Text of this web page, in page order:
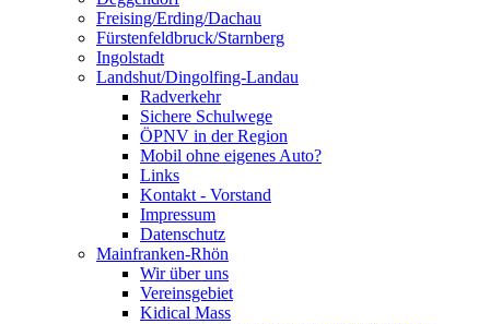
Freising/Erding/Dachau
Fürstenfeldbruck/Starnberg
Ingolstadt
Landshut/Dingolfing-Landau
Radverkehr
Sichere Schulwege
ÖPNV in der Region
Mobil ohne eigenes Auto?
Links
Kontakt - Vorstand
Impressum
Datenschutz
Mainfranken-Rhön
Wir über uns
Vereinsgebiet
Kidical Mass